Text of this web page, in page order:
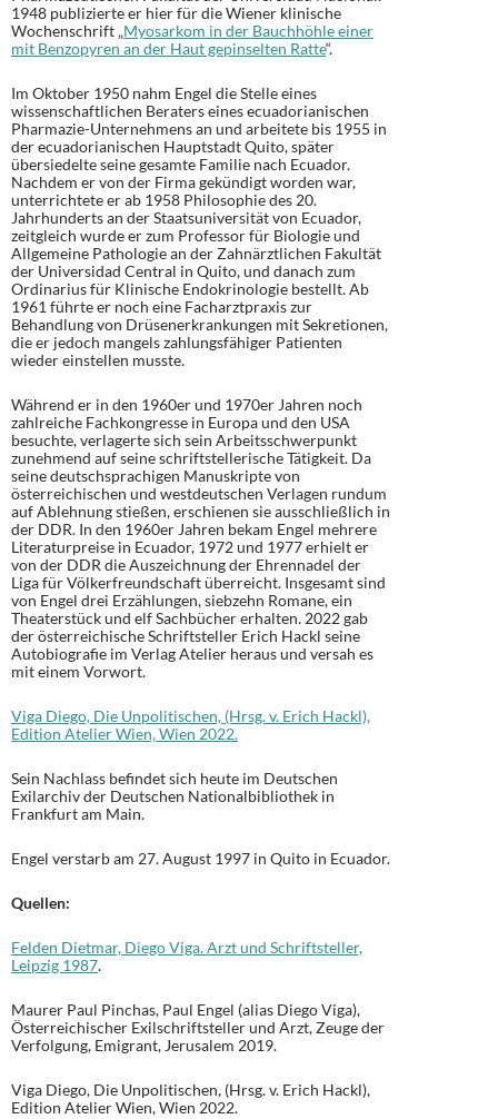
1948 publizierte er hier für die Wiener klinische
Wochenschrift „Myosarkom in der Bauchhöhle einer
mit Benzopyren an der Haut gepinselten Ratte“.
Im Oktober 1950 nahm Engel die Stelle eines
wissenschaftlichen Beraters eines ecuadorianischen
Pharmazie-Unternehmens an und arbeitete bis 1955 in
der ecuadorianischen Hauptstadt Quito, später
übersiedelte seine gesamte Familie nach Ecuador.
Nachdem er von der Firma gekündigt worden war,
unterrichtete er ab 1958 Philosophie des 20.
Jahrhunderts an der Staatsuniversität von Ecuador,
zeitgleich wurde er zum Professor für Biologie und
Allgemeine Pathologie an der Zahnärztlichen Fakultät
der Universidad Central in Quito, und danach zum
Ordinarius für Klinische Endokrinologie bestellt. Ab
1961 führte er noch eine Facharztpraxis zur
Behandlung von Drüsenerkrankungen mit Sekretionen,
die er jedoch mangels zahlungsfähiger Patienten
wieder einstellen musste.
Während er in den 1960er und 1970er Jahren noch
zahlreiche Fachkongresse in Europa und den USA
besuchte, verlagerte sich sein Arbeitsschwerpunkt
zunehmend auf seine schriftstellerische Tätigkeit. Da
seine deutschsprachigen Manuskripte von
österreichischen und westdeutschen Verlagen rundum
auf Ablehnung stießen, erschienen sie ausschließlich in
der DDR. In den 1960er Jahren bekam Engel mehrere
Literaturpreise in Ecuador, 1972 und 1977 erhielt er
von der DDR die Auszeichnung der Ehrennadel der
Liga für Völkerfreundschaft überreicht. Insgesamt sind
von Engel drei Erzählungen, siebzehn Romane, ein
Theaterstück und elf Sachbücher erhalten. 2022 gab
der österreichische Schriftsteller Erich Hackl seine
Autobiografie im Verlag Atelier heraus und versah es
mit einem Vorwort.
Viga Diego, Die Unpolitischen, (Hrsg. v. Erich Hackl),
Edition Atelier Wien, Wien 2022.
Sein Nachlass befindet sich heute im Deutschen
Exilarchiv der Deutschen Nationalbibliothek in
Frankfurt am Main.
Engel verstarb am 27. August 1997 in Quito in Ecuador.
Quellen:
Felden Dietmar, Diego Viga. Arzt und Schriftsteller,
Leipzig 1987.
Maurer Paul Pinchas, Paul Engel (alias Diego Viga),
Österreichischer Exilschriftsteller und Arzt, Zeuge der
Verfolgung, Emigrant, Jerusalem 2019.
Viga Diego, Die Unpolitischen, (Hrsg. v. Erich Hackl),
Edition Atelier Wien, Wien 2022.